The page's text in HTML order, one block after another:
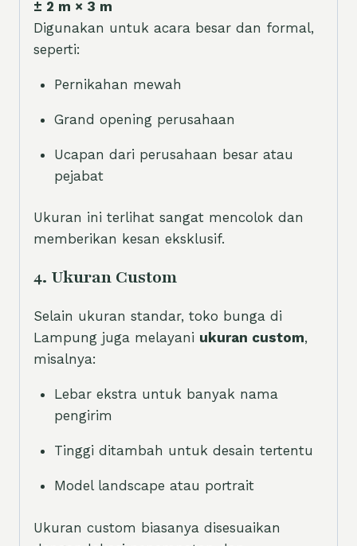
± 2 m × 3 m
Digunakan untuk acara besar dan formal,
seperti:
Pernikahan mewah
Grand opening perusahaan
Ucapan dari perusahaan besar atau
pejabat
Ukuran ini terlihat sangat mencolok dan
memberikan kesan eksklusif.
4. Ukuran Custom
Selain ukuran standar, toko bunga di
Lampung juga melayani ukuran custom,
misalnya:
Lebar ekstra untuk banyak nama
pengirim
Tinggi ditambah untuk desain tertentu
Model landscape atau portrait
Ukuran custom biasanya disesuaikan